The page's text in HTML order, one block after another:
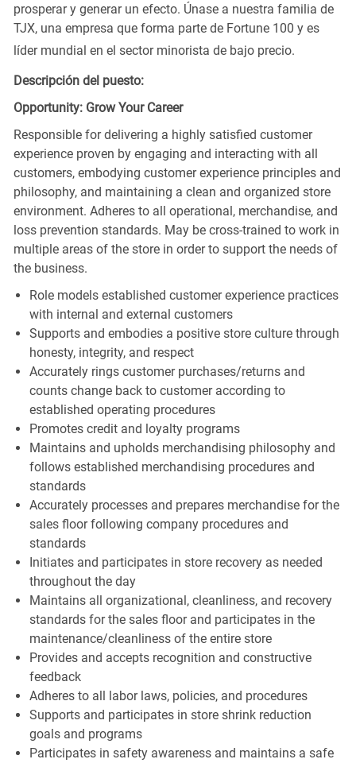
prosperar y generar un efecto. Únase a nuestra familia de
TJX, una empresa que forma parte de Fortune 100 y es
líder mundial en el sector minorista de bajo precio.
Descripción del puesto:
Opportunity: Grow Your Career
Responsible for delivering a highly satisfied customer
experience proven by engaging and interacting with all
customers, embodying customer experience principles and
philosophy, and maintaining a clean and organized store
environment. Adheres to all operational, merchandise, and
loss prevention standards. May be cross-trained to work in
multiple areas of the store in order to support the needs of
the business.
Role models established customer experience practices
with internal and external customers
Supports and embodies a positive store culture through
honesty, integrity, and respect
Accurately rings customer purchases/returns and
counts change back to customer according to
established operating procedures
Promotes credit and loyalty programs
Maintains and upholds merchandising philosophy and
follows established merchandising procedures and
standards
Accurately processes and prepares merchandise for the
sales floor following company procedures and
standards
Initiates and participates in store recovery as needed
throughout the day
Maintains all organizational, cleanliness, and recovery
standards for the sales floor and participates in the
maintenance/cleanliness of the entire store
Provides and accepts recognition and constructive
feedback
Adheres to all labor laws, policies, and procedures
Supports and participates in store shrink reduction
goals and programs
Participates in safety awareness and maintains a safe